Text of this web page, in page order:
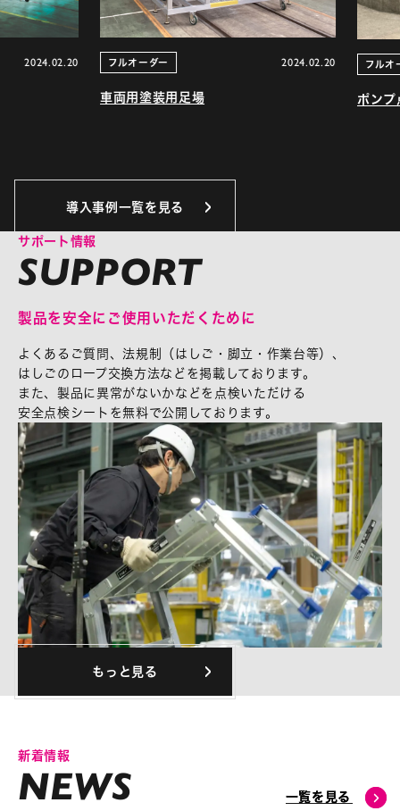
2024.02.20
車両用塗装用足場
フルオーダー 2024.02.20
ポンプ点
フルオーダ
導入事例一覧を見る
サポート情報
製品を安全にご使用いただくために
よくあるご質問、法規制（はしご・脚立・作業台等）、
はしごのロープ交換方法などを掲載しております。
また、製品に異常がないかなどを点検いただける
安全点検シートを無料で公開しております。
もっと見る
新着情報
一覧を見る
一覧を見る